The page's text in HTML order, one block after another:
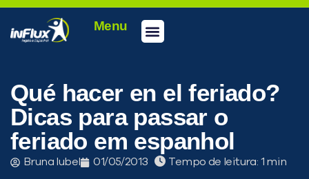
Menu
Qué hacer en el feriado?
Dicas para passar o
feriado em espanhol
Bruna Iubel 01/05/2013 Tempo de leitura: